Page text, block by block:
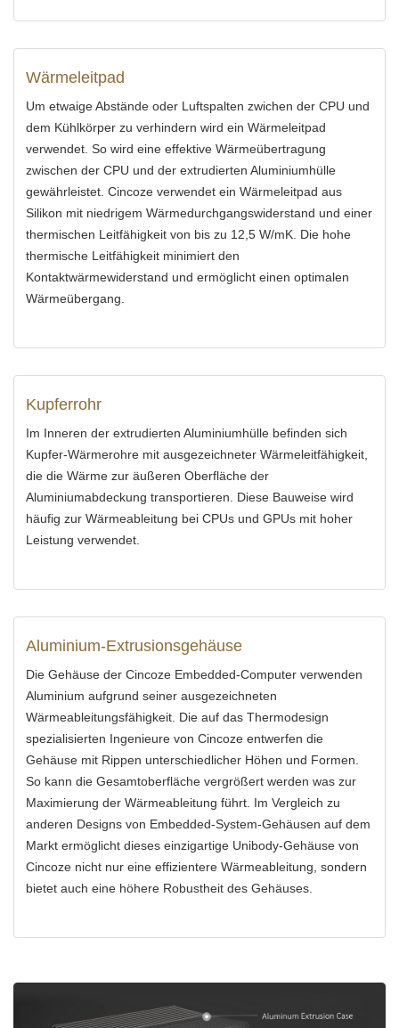
Wärmeleitpad
Um etwaige Abstände oder Luftspalten zwichen der CPU und
dem Kühlkörper zu verhindern wird ein Wärmeleitpad
verwendet. So wird eine effektive Wärmeübertragung
zwischen der CPU und der extrudierten Aluminiumhülle
gewährleistet. Cincoze verwendet ein Wärmeleitpad aus
Silikon mit niedrigem Wärmedurchgangswiderstand und einer
thermischen Leitfähigkeit von bis zu 12,5 W/mK. Die hohe
thermische Leitfähigkeit minimiert den
Kontaktwärmewiderstand und ermöglicht einen optimalen
Wärmeübergang.
Kupferrohr
Im Inneren der extrudierten Aluminiumhülle befinden sich
Kupfer-Wärmerohre mit ausgezeichneter Wärmeleitfähigkeit,
die die Wärme zur äußeren Oberfläche der
Aluminiumabdeckung transportieren. Diese Bauweise wird
häufig zur Wärmeableitung bei CPUs und GPUs mit hoher
Leistung verwendet.
Aluminium-Extrusionsgehäuse
Die Gehäuse der Cincoze Embedded-Computer verwenden
Aluminium aufgrund seiner ausgezeichneten
Wärmeableitungsfähigkeit. Die auf das Thermodesign
spezialisierten Ingenieure von Cincoze entwerfen die
Gehäuse mit Rippen unterschiedlicher Höhen und Formen.
So kann die Gesamtoberfläche vergrößert werden was zur
Maximierung der Wärmeableitung führt. Im Vergleich zu
anderen Designs von Embedded-System-Gehäusen auf dem
Markt ermöglicht dieses einzigartige Unibody-Gehäuse von
Cincoze nicht nur eine effizientere Wärmeableitung, sondern
bietet auch eine höhere Robustheit des Gehäuses.